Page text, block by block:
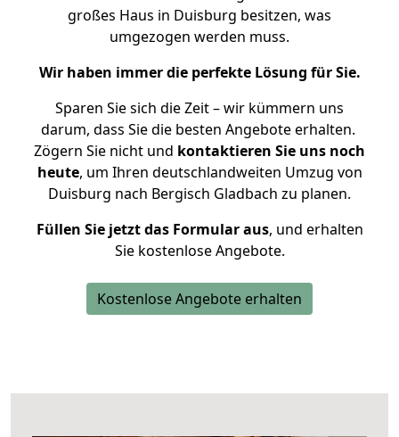
großes Haus in Duisburg besitzen, was
umgezogen werden muss.
Wir haben immer die perfekte Lösung für Sie.
Sparen Sie sich die Zeit – wir kümmern uns
darum, dass Sie die besten Angebote erhalten.
Zögern Sie nicht und kontaktieren Sie uns noch
heute, um Ihren deutschlandweiten Umzug von
Duisburg nach Bergisch Gladbach zu planen.
Füllen Sie jetzt das Formular aus, und erhalten
Sie kostenlose Angebote.
Kostenlose Angebote erhalten